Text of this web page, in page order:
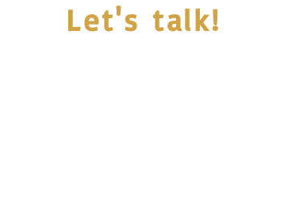
Let's talk!